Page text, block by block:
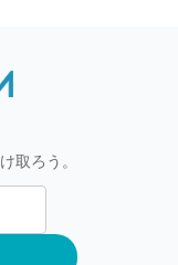
取ろう。